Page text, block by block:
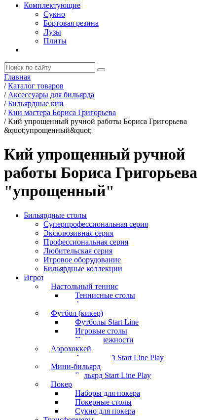
Комплектующие
Сукно
Бортовая резина
Лузы
Плиты
Главная
/ Каталог товаров
/ Аксессуары для бильярда
/ Бильярдные кии
/ Кии мастера Бориса Григорьева
/ Кий упрощенный ручной работы Бориса Григорьева
&quot;упрощенный&quot;
Кий упрощенный ручной
работы Бориса Григорьева
"упрощенный"
Бильярдные столы
Суперпрофессиональная серия
Эксклюзивная серия
Профессиональная серия
Любительская серия
Игровое оборудование
Бильярдные коллекции
Игротека
Настольный теннис
Теннисные столы
Аксессуары
Футбол (кикер)
Футболы Start Line
Игровые столы
Принадлежности
Аэрохоккей
Аэрохоккей Start Line Play
Мини-бильярд
Бильярд Start Line Play
Покер
Наборы для покера
Покерные столы
Сукно для покера